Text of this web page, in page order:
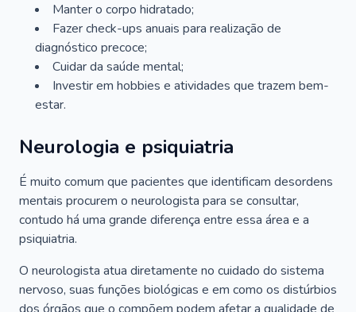
Manter o corpo hidratado;
Fazer check-ups anuais para realização de
diagnóstico precoce;
Cuidar da saúde mental;
Investir em hobbies e atividades que trazem bem-
estar.
Neurologia e psiquiatria
É muito comum que pacientes que identificam desordens
mentais procurem o neurologista para se consultar,
contudo há uma grande diferença entre essa área e a
psiquiatria.
O neurologista atua diretamente no cuidado do sistema
nervoso, suas funções biológicas e em como os distúrbios